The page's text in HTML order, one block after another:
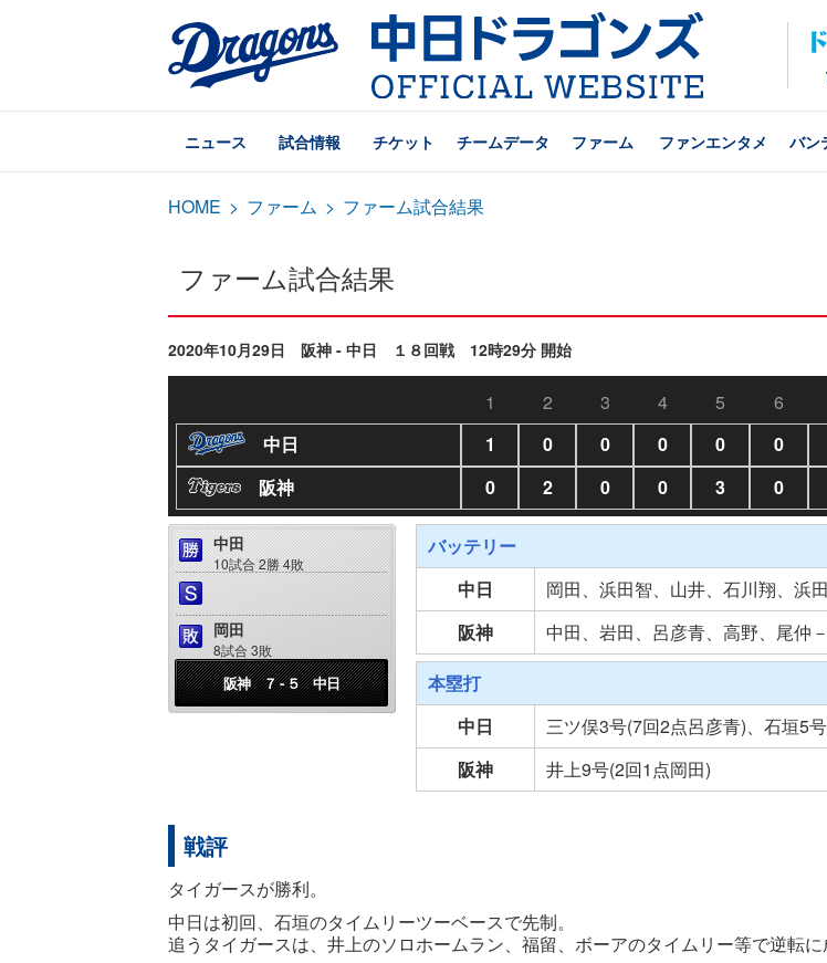
ニュース 試合情報 チケット チームデータ ファーム ファンエンタメ バン
HOME > ファーム > ファーム試合結果
ファーム試合結果
2020年10月29日 阪神 - 中日 １８回戦 12時29分 開始
1 2 3 4 5 6
中日
1 0 0 0 0 0
阪神
0 2 0 0 3 0
中田
10試合 2勝 4敗
岡田
8試合 3敗
阪神 ７ - ５ 中日
バッテリー
中日
岡田、浜田智、山井、石川翔、浜
阪神
中田、岩田、呂彦青、高野、尾仲
本塁打
中日
三ツ俣3号(7回2点呂彦青)、石垣5
阪神
井上9号(2回1点岡田)
戦評
タイガースが勝利。
中日は初回、石垣のタイムリーツーベースで先制。
追うタイガースは、井上のソロホームラン、福留、ボーアのタイムリー等で逆転に